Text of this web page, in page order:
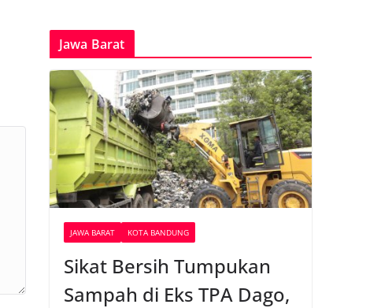
Jawa Barat
JAWA BARAT KOTA BANDUNG
Sikat Bersih Tumpukan
Sampah di Eks TPA Dago,